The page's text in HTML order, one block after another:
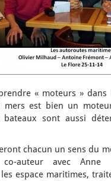
« moteurs »
mers est bien un
sont aussi
chacun un sens du
auteur avec Anne
espace maritimes,